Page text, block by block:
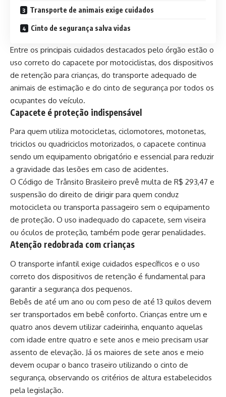
Transporte de animais exige cuidados
Cinto de segurança salva vidas
Entre os principais cuidados destacados pelo órgão estão o
uso correto do capacete por motociclistas, dos dispositivos
de retenção para crianças, do transporte adequado de
animais de estimação e do cinto de segurança por todos os
ocupantes do veículo.
Capacete é proteção indispensável
Para quem utiliza motocicletas, ciclomotores, motonetas,
triciclos ou quadriciclos motorizados, o capacete continua
sendo um equipamento obrigatório e essencial para reduzir
a gravidade das lesões em caso de acidentes.
O Código de Trânsito Brasileiro prevê multa de R$ 293,47 e
suspensão do direito de dirigir para quem conduz
motocicleta ou transporta passageiro sem o equipamento
de proteção. O uso inadequado do capacete, sem viseira
ou óculos de proteção, também pode gerar penalidades.
Atenção redobrada com crianças
O transporte infantil exige cuidados específicos e o uso
correto dos dispositivos de retenção é fundamental para
garantir a segurança dos pequenos.
Bebês de até um ano ou com peso de até 13 quilos devem
ser transportados em bebê conforto. Crianças entre um e
quatro anos devem utilizar cadeirinha, enquanto aquelas
com idade entre quatro e sete anos e meio precisam usar
assento de elevação. Já os maiores de sete anos e meio
devem ocupar o banco traseiro utilizando o cinto de
segurança, observando os critérios de altura estabelecidos
pela legislação.